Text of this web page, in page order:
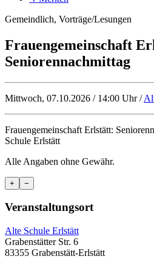
Gemeindlich, Vorträge/Lesungen
Frauengemeinschaft
Seniorennachmittag
Mittwoch, 07.10.2026 / 14:00 Uhr /
Frauengemeinschaft Erlstätt:
Schule Erlstätt
Alle Angaben ohne Gewähr.
+ −
Veranstaltungsort
Alte Schule Erlstätt
Grabenstätter Str. 6
83355 Grabenstätt-Erlstätt